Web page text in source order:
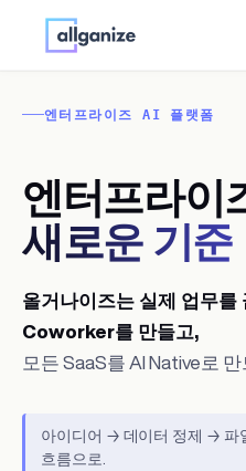
엔터프라이즈 AI 플랫폼
엔터프라이
새로운 기준
올거나이즈는 실제 업무를
Coworker를 만들고,
모든 SaaS를 AI Native로
아이디어 → 데이터 정제 → 파
흐름으로.